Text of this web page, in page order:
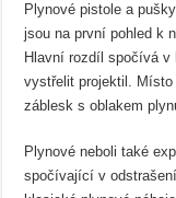
Plynové pistole a
jsou na první pohled k
Hlavní rozdíl spočívá v
vystřelit projektil.
záblesk s oblakem
Plynové neboli také
spočívající v